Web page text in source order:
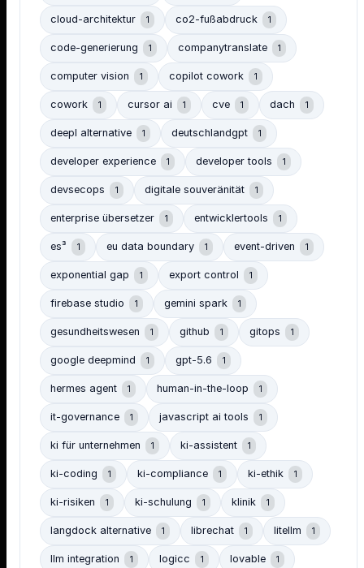
cloud-architektur 1 co2-fußabdruck 1
code-generierung 1 companytranslate 1
computer vision 1 copilot cowork 1
cowork 1 cursor ai 1 cve 1 dach 1
deepl alternative 1 deutschlandgpt 1
developer experience 1 developer tools 1
devsecops 1 digitale souveränität 1
enterprise übersetzer 1 entwicklertools 1
es³ 1 eu data boundary 1 event-driven 1
exponential gap 1 export control 1
firebase studio 1 gemini spark 1
gesundheitswesen 1 github 1 gitops 1
google deepmind 1 gpt-5.6 1
hermes agent 1 human-in-the-loop 1
it-governance 1 javascript ai tools 1
ki für unternehmen 1 ki-assistent 1
ki-coding 1 ki-compliance 1 ki-ethik 1
ki-risiken 1 ki-schulung 1 klinik 1
langdock alternative 1 librechat 1 litellm 1
llm integration 1 logicc 1 lovable 1